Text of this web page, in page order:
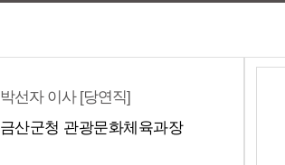
박선자 이사 [당연직]
금산군청 관광문화체육과장